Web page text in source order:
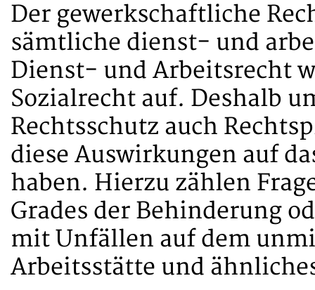
Der gewerkschaftliche
sämtliche dienst- und
Dienst- und Arbeitsrecht
Sozialrecht auf. Deshalb
Rechtsschutz auch
diese Auswirkungen auf
haben. Hierzu zählen
Grades der Behinderung
mit Unfällen auf dem
Arbeitsstätte und